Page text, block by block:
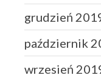
grudzień
październik
wrzesień